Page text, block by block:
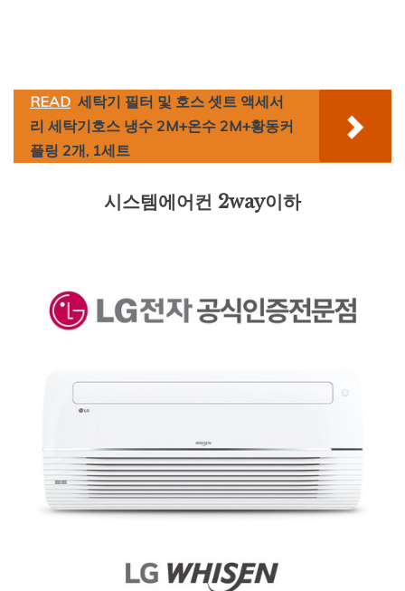
READ 세탁기 필터 및 호스 셋트 액세서
리 세탁기호스 냉수 2M+온수 2M+황동커
플링 2개, 1세트
시스템에어컨 2way이하